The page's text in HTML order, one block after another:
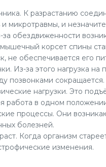
К разрастанию
и микротравмы, и
за обездвиженности
корсет спины
не обеспечивается его
Из-за этого нагрузка на
позвонками сокращается.
нагрузки. Это
работа в одном
процессы. Они
болезней.
Когда организм
изменения.